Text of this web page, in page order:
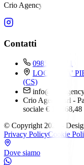
Crio Agency srl
Contatti
0985 232111
LOCALITA'
(CS)
Crio Agency srl -
sociale € 15.868,48
© Copyright 2026 -
Privacy PolicyCookie
Dove siamo